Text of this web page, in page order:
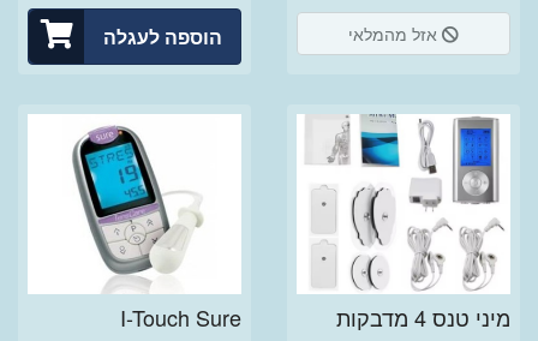
אזל מהמלאי
הוספה לעגלה
מיני טנס 4 מדבקות I-Touch Sure